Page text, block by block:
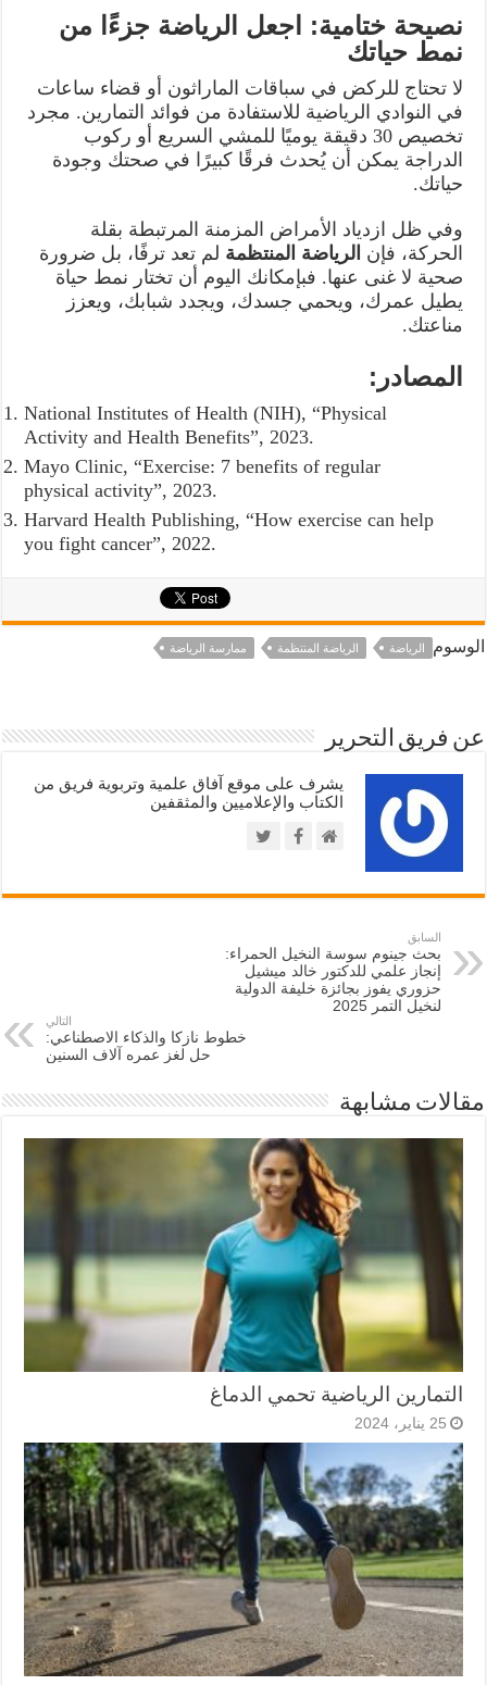
نصيحة ختامية: اجعل الرياضة جزءًا من
نمط حياتك
لا تحتاج للركض في سباقات الماراثون أو قضاء ساعات
في النوادي الرياضية للاستفادة من فوائد التمارين. مجرد
تخصيص 30 دقيقة يوميًا للمشي السريع أو ركوب
الدراجة يمكن أن يُحدث فرقًا كبيرًا في صحتك وجودة
حياتك.
وفي ظل ازدياد الأمراض المزمنة المرتبطة بقلة
الحركة، فإن الرياضة المنتظمة لم تعد ترفًا، بل ضرورة
صحية لا غنى عنها. فبإمكانك اليوم أن تختار نمط حياة
يطيل عمرك، ويحمي جسدك، ويجدد شبابك، ويعزز
مناعتك.
المصادر :
National Institutes of Health (NIH), “Physical
Activity and Health Benefits”, 2023.
Mayo Clinic, “Exercise: 7 benefits of regular
physical activity”, 2023.
Harvard Health Publishing, “How exercise can help
you fight cancer”, 2022.
الوسوم الرياضة الرياضة المنتظمة ممارسة الرياضة
عن فريق التحرير
يشرف على موقع آفاق علمية وتربوية فريق من
الكتاب والإعلاميين والمثقفين
السابق
بحث جينوم سوسة النخيل الحمراء:
إنجاز علمي للدكتور خالد ميشيل
حزوري يفوز بجائزة خليفة الدولية
لنخيل التمر 2025
التالي
خطوط نازكا والذكاء الاصطناعي:
حل لغز عمره آلاف السنين
مقالات مشابهة
التمارين الرياضية تحمي الدماغ
25 يناير، 2024